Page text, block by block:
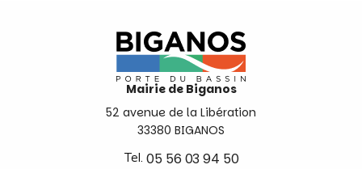
Mairie de Biganos
52 avenue de la Libération
33380 BIGANOS
Tel. 05 56 03 94 50